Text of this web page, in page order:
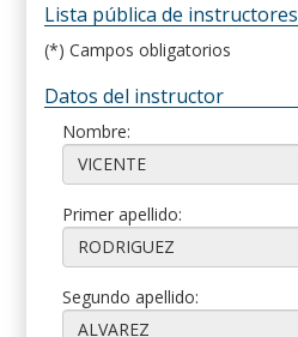
Lista pública de instructores
(*) Campos obligatorios
Datos del instructor
Nombre:
Primer apellido:
Segundo apellido: